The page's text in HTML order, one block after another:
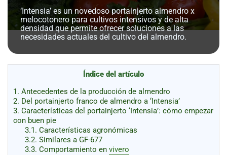
Agroshow
Regístrate
al
boletín
Agricultura
de
precisión
Apicultura
Avicultura
Cultivos
‘Intensia’ es un novedoso portainjerto almendro x
melocotonero para cultivos intensivos y de alta
densidad que permite ofrecer soluciones a las
necesidades actuales del cultivo del almendro.
Índice del artículo
1. Antecedentes de la producción de almendro
2. Del portainjerto franco de almendro a ‘Intensia’
3. Características del portainjerto ‘Intensia’: cómo empezar
con buen pie
3.1. Características agronómicas
3.2. Similares a GF-677
3.3. Comportamiento en vivero